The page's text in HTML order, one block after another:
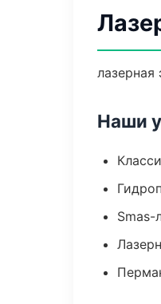
Наши
Smas-